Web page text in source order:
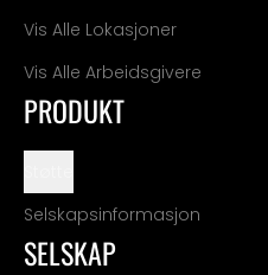
Vis Alle Lokasjoner
Vis Alle Arbeidsgivere
PRODUKT
Selskapsinformasjon
SELSKAP